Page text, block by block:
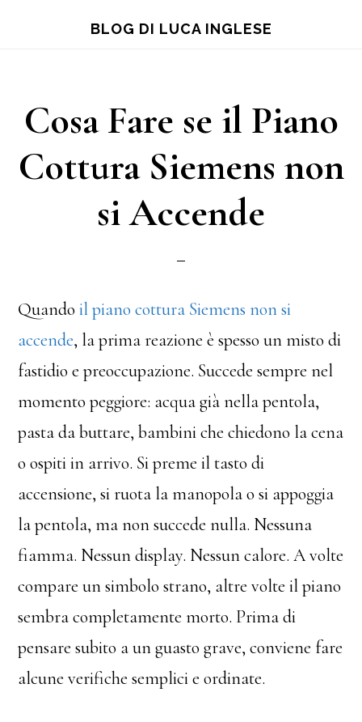
content
sidebar
BLOG DI LUCA INGLESE
Cosa Fare se il Piano
Cottura Siemens non
si Accende
Quandoil piano cottura Siemens non si
accende, la prima reazione è spesso un misto di
fastidio e preoccupazione. Succede sempre nel
momento peggiore: acqua già nella pentola,
pasta da buttare, bambini che chiedono la cena
o ospiti in arrivo. Si preme il tasto di
accensione, si ruota la manopola o si appoggia
la pentola, ma non succede nulla. Nessuna
fiamma. Nessun display. Nessun calore. A volte
compare un simbolo strano, altre volte il piano
sembra completamente morto. Prima di
pensare subito a un guasto grave, conviene fare
alcune verifiche semplici e ordinate.